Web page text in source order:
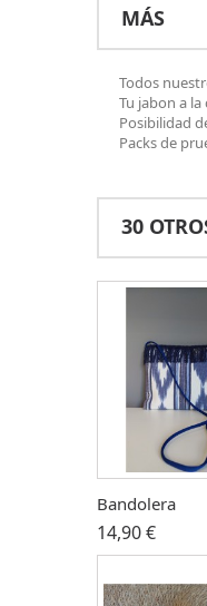
MÁS
Todos
Tu jabon a
Posibilidad
Packs de
30
Bandolera
14,90 €